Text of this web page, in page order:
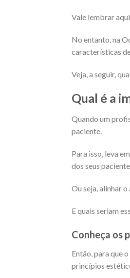
Vale lembrar
No entanto, na
características
Veja, a seguir,
Qual é a
Quando um
paciente.
Para isso, leva
dos seus
Ou seja, alinhar
E quais seriam
Conheça os
Então, para que
princípios